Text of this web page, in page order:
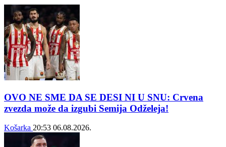
OVO NE SME DA SE DESI NI U SNU: Crvena
zvezda može da izgubi Semija Odželeja!
Košarka 20:53 06.08.2026.